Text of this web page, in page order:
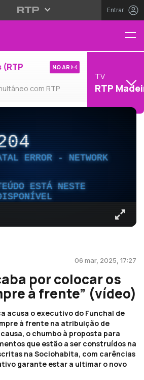
Entrar
(RTP
com RTP
NO AR
TV
RTP
ERROR - NETWORK
ESTÁ NESTE
06 mar, 2025, 17:27
por colocar os
à frente” (vídeo)
acusa o executivo do Funchal de
à frente na atribuição de
o chumbo à proposta para
que estão a ser construídos na
na Sociohabita, com carências
garante estar a ultimar o novo